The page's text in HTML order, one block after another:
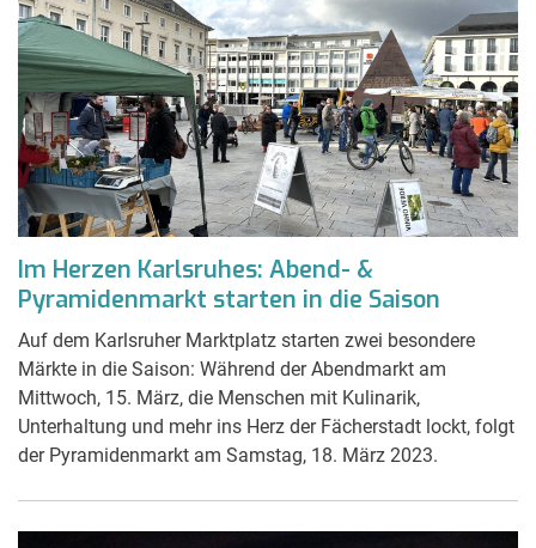
Im Herzen Karlsruhes: Abend- &
Pyramidenmarkt starten in die Saison
Auf dem Karlsruher Marktplatz starten zwei besondere
Märkte in die Saison: Während der Abendmarkt am
Mittwoch, 15. März, die Menschen mit Kulinarik,
Unterhaltung und mehr ins Herz der Fächerstadt lockt, folgt
der Pyramidenmarkt am Samstag, 18. März 2023.